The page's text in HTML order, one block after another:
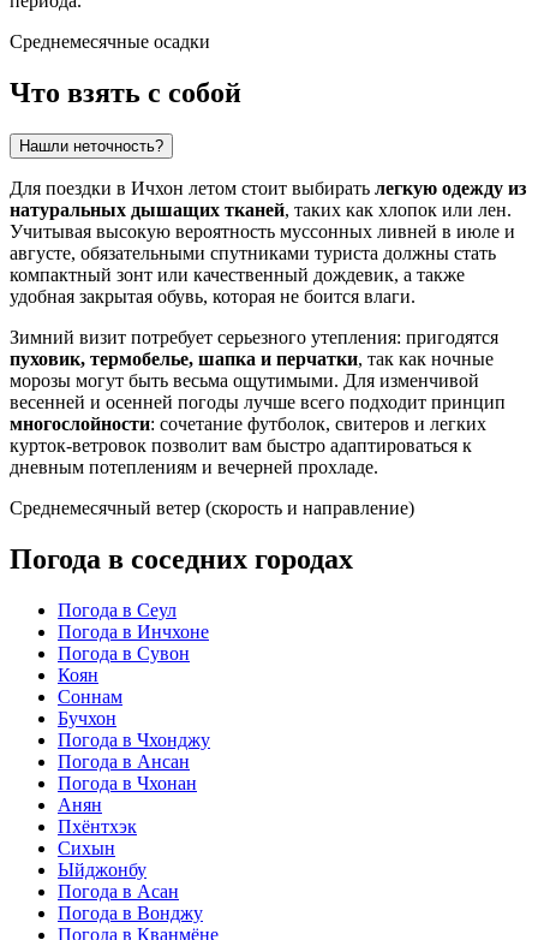
Среднемесячные осадки
Что взять с собой
Нашли неточность?
Для поездки в Ичхон летом стоит выбирать легкую одежду из
натуральных дышащих тканей, таких как хлопок или лен.
Учитывая высокую вероятность муссонных ливней в июле и
августе, обязательными спутниками туриста должны стать
компактный зонт или качественный дождевик, а также
удобная закрытая обувь, которая не боится влаги.
Зимний визит потребует серьезного утепления: пригодятся
пуховик, термобелье, шапка и перчатки, так как ночные
морозы могут быть весьма ощутимыми. Для изменчивой
весенней и осенней погоды лучше всего подходит принцип
многослойности: сочетание футболок, свитеров и легких
курток-ветровок позволит вам быстро адаптироваться к
дневным потеплениям и вечерней прохладе.
Среднемесячный ветер (скорость и направление)
Погода в соседних городах
Погода в Сеул
Погода в Инчхоне
Погода в Сувон
Коян
Соннам
Бучхон
Погода в Чхонджу
Погода в Ансан
Погода в Чхонан
Анян
Пхёнтхэк
Сихын
Ыйджонбу
Погода в Асан
Погода в Вонджу
Погода в Кванмёне